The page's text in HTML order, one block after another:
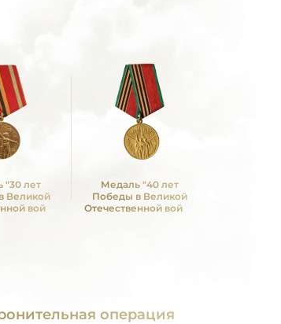
"30 лет
Великой
войне
Медаль "40 лет
Победы в Великой
Отечественной войне
операция